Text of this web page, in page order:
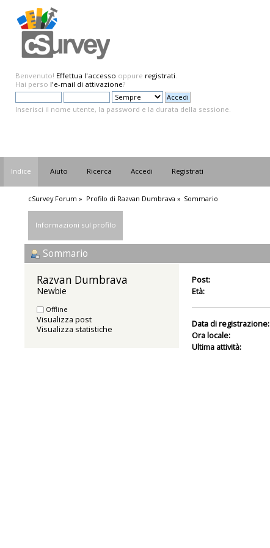
Benvenuto! Effettua l'accesso oppure registrati.
Hai perso l'e-mail di attivazione?
Inserisci il nome utente, la password e la durata della sessione.
Indice Aiuto Ricerca Accedi Registrati
cSurvey Forum » Profilo di Razvan Dumbrava » Sommario
Informazioni sul profilo
Sommario
Razvan Dumbrava
Newbie
Offline
Visualizza post
Visualizza statistiche
Post:
Età:
Data di registrazione:
Ora locale:
Ultima attività: